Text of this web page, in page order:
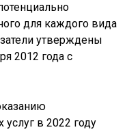
для каждого вида
утверждены
2012 года с
услуг в 2022 году